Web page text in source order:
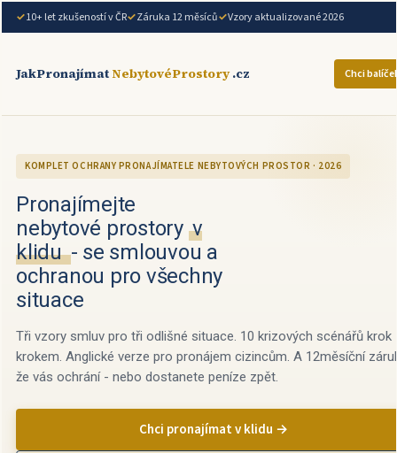
10+ let zkušeností v ČR Záruka 12 měsíců Vzory aktualizované 2026
JakPronajímatNebytovéProstory.cz Chci
KOMPLET OCHRANY PRONAJÍMATELE NEBYTOVÝCH PROSTOR · 2026
Pronajímejte
nebytové prostory v
klidu- se smlouvou a
ochranou pro všechny
situace
Tři vzory smluv pro tři odlišné situace. 10 krizových scénářů krok
krokem. Anglické verze pro pronájem cizincům. A 12měsíční
že vás ochrání - nebo dostanete peníze zpět.
Chci pronajímat v klidu →